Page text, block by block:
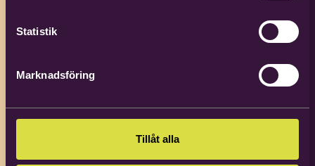
Statistik
Marknadsföring
Tillåt alla